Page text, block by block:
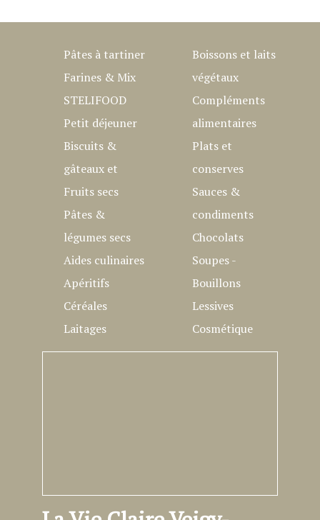
Pâtes à tartiner
Farines & Mix
STELIFOOD
Petit déjeuner
Biscuits &
gâteaux et
Fruits secs
Pâtes &
légumes secs
Aides culinaires
Apéritifs
Céréales
Laitages
Boissons et laits
végétaux
Compléments
alimentaires
Plats et
conserves
Sauces &
condiments
Chocolats
Soupes -
Bouillons
Lessives
Cosmétique